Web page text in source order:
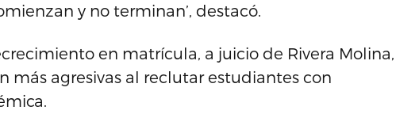
y no terminan’, destacó.
en matrícula, a juicio de Rivera Molina,
más agresivas al reclutar estudiantes con